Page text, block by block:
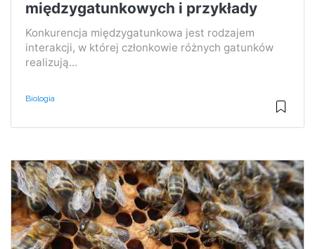
międzygatunkowych i przykłady
Konkurencja międzygatunkowa jest rodzajem
interakcji, w której członkowie różnych gatunków
realizują...
Biologia